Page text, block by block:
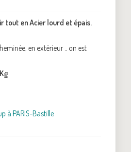
tout en Acier lourd et épais.
en extérieur .. on est
à PARIS-Bastille